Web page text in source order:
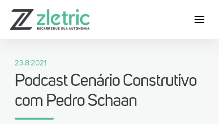
Baixe agora o App Zletric e conheça
23.8.2021
Podcast Cenário Construtivo
com Pedro Schaan